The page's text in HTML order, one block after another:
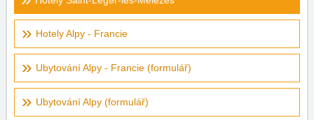
Hotely Alpy - Francie
Ubytování Alpy - Francie (formulář)
Ubytování Alpy (formulář)